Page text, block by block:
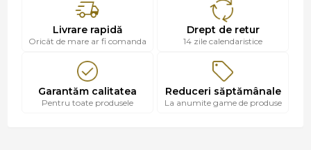
Livrare rapidă
Oricât de mare ar fi comanda
Drept de retur
14 zile calendaristice
Garantăm calitatea
Pentru toate produsele
Reduceri săptămânale
La anumite game de produse